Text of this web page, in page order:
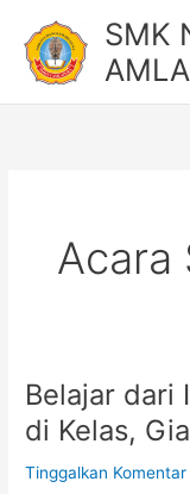
konten
SMK
Acara
Belajar dari
di Kelas,
Tinggalkan Komentar
Belajar
dari
Berkarya